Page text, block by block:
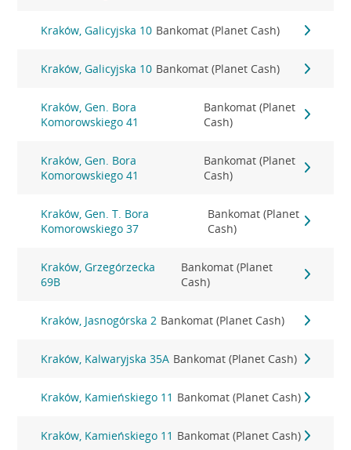
Kraków, Galicyjska 10 Bankomat (Planet Cash)
Kraków, Galicyjska 10 Bankomat (Planet Cash)
Kraków, Gen. Bora
Komorowskiego 41
Bankomat (Planet
Cash)
Kraków, Gen. Bora
Komorowskiego 41
Bankomat (Planet
Cash)
Kraków, Gen. T. Bora
Komorowskiego 37
Bankomat (Planet
Cash)
Kraków, Grzegórzecka
69B
Bankomat (Planet
Cash)
Kraków, Jasnogórska 2 Bankomat (Planet Cash)
Kraków, Kalwaryjska 35A Bankomat (Planet Cash)
Kraków, Kamieńskiego 11 Bankomat (Planet Cash)
Kraków, Kamieńskiego 11 Bankomat (Planet Cash)